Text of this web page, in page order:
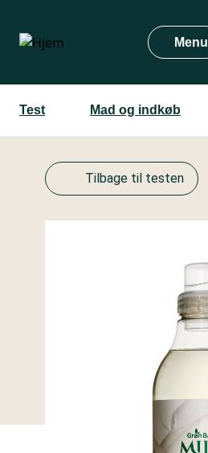
hovedindhold
Menu
Test Mad og indkøb
Tilbage til testen